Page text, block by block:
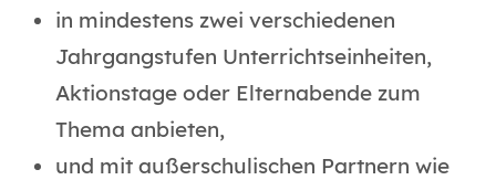
in mindestens zwei verschiedenen
Jahrgangstufen Unterrichtseinheiten,
Aktionstage oder Elternabende zum
Thema anbieten,
und mit außerschulischen Partnern wie